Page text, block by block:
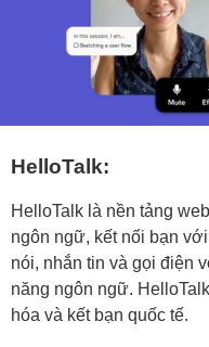
HelloTalk:
HelloTalk là nền tảng
ngôn ngữ, kết nối bạn
nói, nhắn tin và gọi điện
năng ngôn ngữ.
hóa và kết bạn quốc tế.